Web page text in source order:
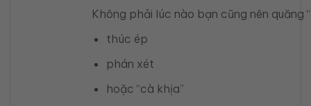
Không phải lúc nào bạn cũng nên quăng
thúc ép
phán xét
hoặc “cà khịa”